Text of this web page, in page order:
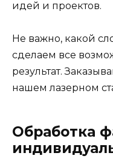
идей и проектов.
Не важно, какой
сделаем все
результат.
нашем лазерном
Обработка